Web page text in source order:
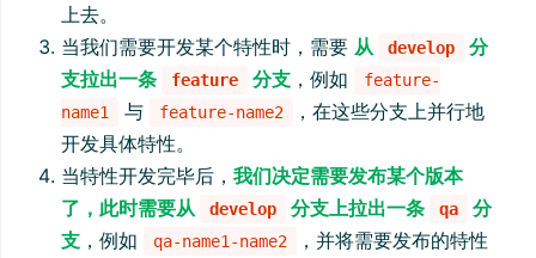
上去。
当我们需要开发某个特性时，需要 从 develop
分
支拉出一条
feature 分支 ，例如
feature-
name1
与 feature-name2
，在这些分支上并行地
开发具体特性。
当特性开发完毕后，我们决定需要发布某个版本
了，此时需要从
develop 分支上拉出一条 qa
分
支 ，例如 qa-name1-name2
，并将需要发布的特性